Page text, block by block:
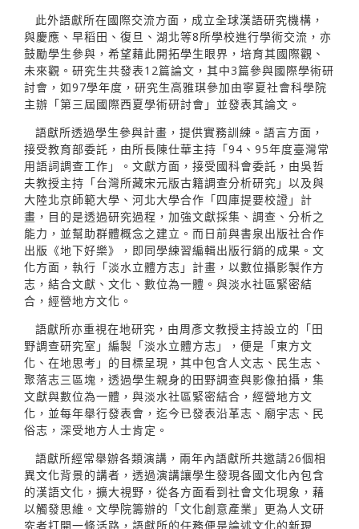
此外語獻所在國際交流方面，成立全球漢語研究機構，
與慶應、早稻田、復旦、湖北等8所學校進行學術交流，亦
鼓勵學生參與，希望藉此開拓學生眼界，培育其國際觀、
未來觀。研究生共發表12篇論文，其中3篇參與國際學術研
討會，如97學年度，研究生高雅琪參加由寧夏社會科學院
主辦「第三屆國際西夏學術研討會」並發表其論文。
語獻所透過學生參與計畫，提供實務訓練。語言方面，
接受教育部委託，由所長陳仕華主持「94、95年度臺灣常
用語詞調查工作」。文獻方面，接受國科會委託，由吳哲
夫教授主持「台灣所藏宋元版古籍調查分析研究」以及與
大陸北京師範大學、河北大學合作「四庫提要校證」計
畫，目的是透過研究過程，加強文獻採集、調查、分析之
能力，並幫助群體概念之建立。而日前與書泉出版社合作
出版《地下好樂》，即同學練習編輯出版行銷的成果。文
化方面，執行「淡水立體方志」計畫，以數位攝影製作方
志，結合文獻、文化、數位為一體。與淡水社區緊密結
合，經營地方文化。
語獻所亦重視在地研究，由周彥文教授主持設立的「田
野調查研究室」編製「淡水立體方志」，便是「東方文
化、在地思考」的目標呈現，其中包含人文志、民生志、
聚落志三區塊，透過學生親身的田野調查與影像拍攝，集
文獻與數位為一體，與淡水社區緊密結合，經營地方文
化，並每年舉行發表會，迄今已發表沿革志、廟宇志、民
俗志，深受地方人士肯定。
語獻所經常舉辦各類演講，兩年內語獻所共邀請26個相
異文化背景的講者，透過演講讓學生發現各國文化內包含
的漢語文化，擴大視野，從各方面看到社會文化現象，藉
以觸發思維。文學院籌辦的「文化創意產業」更為人文研
究者打開一條活路，語獻所的任務便是論述文化的新現